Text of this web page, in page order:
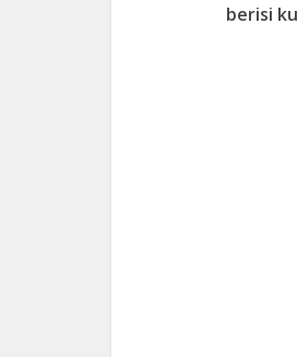
berisi